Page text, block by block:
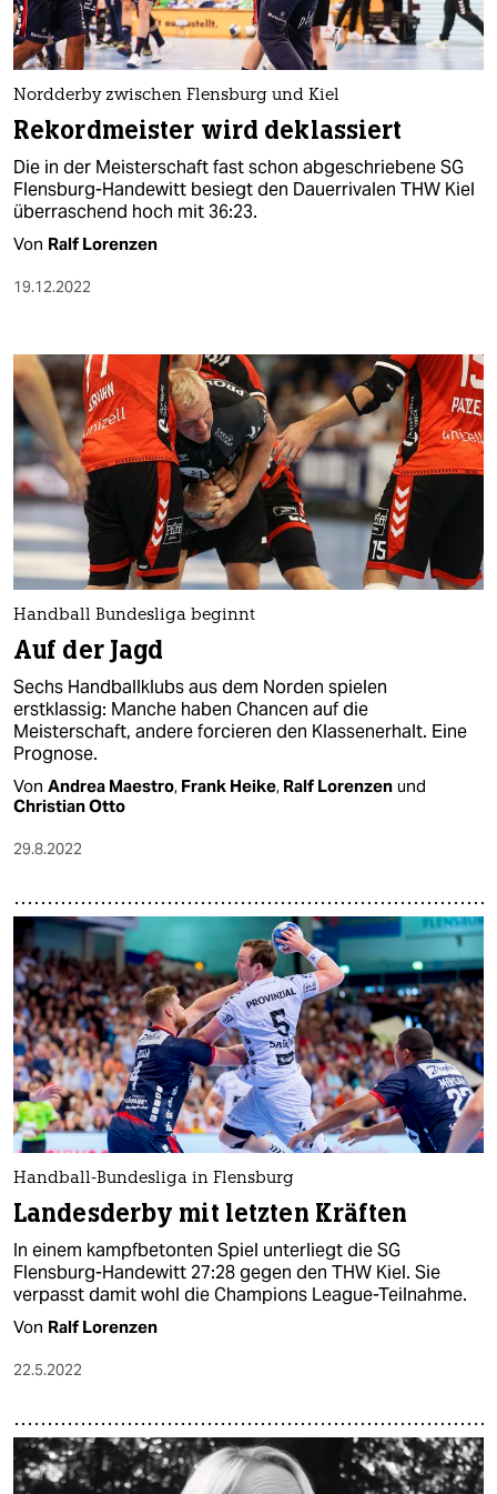
Nordderby zwischen Flensburg und Kiel
Rekordmeister wird deklassiert
Die in der Meisterschaft fast schon abgeschriebene SG
Flensburg-Handewitt besiegt den Dauerrivalen THW Kiel
überraschend hoch mit 36:23.
Von Ralf Lorenzen
19.12.2022
Handball Bundesliga beginnt
Auf der Jagd
Sechs Handballklubs aus dem Norden spielen
erstklassig: Manche haben Chancen auf die
Meisterschaft, andere forcieren den Klassenerhalt. Eine
Prognose.
Von Andrea Maestro, Frank Heike, Ralf Lorenzen und
Christian Otto
29.8.2022
Handball-Bundesliga in Flensburg
Landesderby mit letzten Kräften
In einem kampfbetonten Spiel unterliegt die SG
Flensburg-Handewitt 27:28 gegen den THW Kiel. Sie
verpasst damit wohl die Champions League-Teilnahme.
Von Ralf Lorenzen
22.5.2022